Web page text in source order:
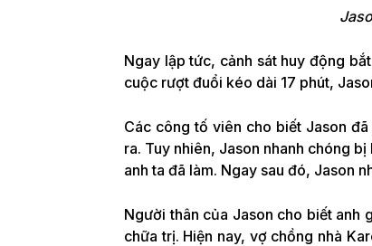
Ngay lập tức, cảnh sát huy động
cuộc rượt đuổi kéo dài 17 phút,
Các công tố viên cho biết Jason
ra. Tuy nhiên, Jason nhanh chóng
anh ta đã làm. Ngay sau đó, Jason
Người thân của Jason cho biết anh
chữa trị. Hiện nay, vợ chồng nhà